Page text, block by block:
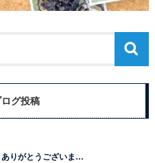
グ投稿
ありがとうございま…